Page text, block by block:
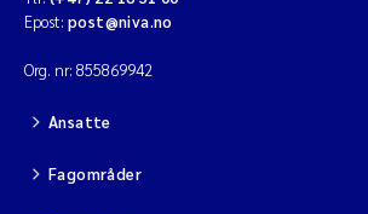
Epost: post@niva.no
Org. nr: 855869942
Ansatte
Fagområder